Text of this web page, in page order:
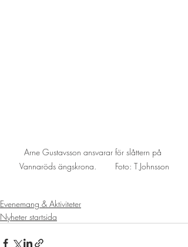
Arne Gustavsson ansvarar för slåttern på
Vannaröds ängskrona.        Foto: T Johnsson
Evenemang & Aktiviteter
Nyheter startsida